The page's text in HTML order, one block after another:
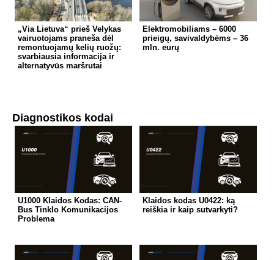
„Via Lietuva“ prieš Velykas
vairuotojams praneša dėl
remontuojamų kelių ruožų:
svarbiausia informacija ir
alternatyvūs maršrutai
Elektromobiliams – 6000
prieigų, savivaldybėms – 36
mln. eurų
Diagnostikos kodai
U1000 Klaidos Kodas: CAN-
Bus Tinklo Komunikacijos
Problema
Klaidos kodas U0422: ką
reiškia ir kaip sutvarkyti?